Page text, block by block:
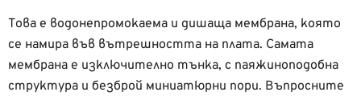
Това е водонепромокаема и дишаща мембрана, която
се намира във вътрешността на плата. Самата
мембрана е изключително тънка, с паяжиноподобна
структура и безброй миниатюрни пори. Въпросните